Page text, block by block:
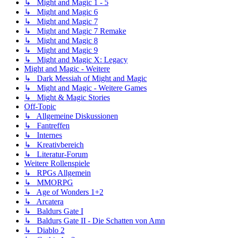
↳ Might and Magic 1 - 5
↳ Might and Magic 6
↳ Might and Magic 7
↳ Might and Magic 7 Remake
↳ Might and Magic 8
↳ Might and Magic 9
↳ Might and Magic X: Legacy
Might and Magic - Weitere
↳ Dark Messiah of Might and Magic
↳ Might and Magic - Weitere Games
↳ Might & Magic Stories
Off-Topic
↳ Allgemeine Diskussionen
↳ Fantreffen
↳ Internes
↳ Kreativbereich
↳ Literatur-Forum
Weitere Rollenspiele
↳ RPGs Allgemein
↳ MMORPG
↳ Age of Wonders 1+2
↳ Arcatera
↳ Baldurs Gate I
↳ Baldurs Gate II - Die Schatten von Amn
↳ Diablo 2